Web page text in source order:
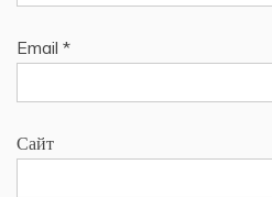
Email *
Сайт